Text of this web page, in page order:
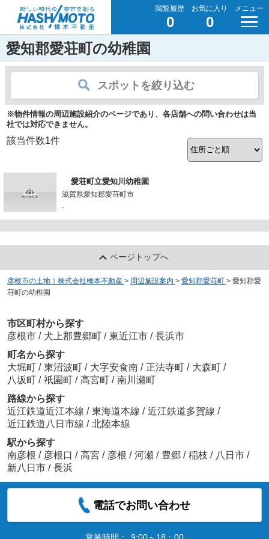
閲覧履歴
0
お気に入り
0
メニュー
愛知郡愛荘町の幼稚園
スポットを絞り込む
※物件情報の周辺施設紹介のページであり、各店舗への問い合わせは当
社では対応できません。
該当件数1件
愛荘町立愛知川幼稚園
滋賀県愛知郡愛荘町市
-
ページトップへ
彦根市の土地｜株式会社橋本不動産 > 周辺施設案内 > 愛知郡愛荘町 > 愛知郡愛
荘町の幼稚園
市区町村から探す
彦根市 / 犬上郡豊郷町 / 東近江市 / 長浜市
町名から探す
大堀町 / 東沼波町 / 大字安食南 / 正法寺町 / 大森町 /
八坂町 / 祇園町 / 高宮町 / 南川瀬町
路線から探す
近江鉄道近江本線 / 東海道本線 / 近江鉄道多賀線 /
近江鉄道八日市線 / 北陸本線
駅から探す
南彦根 / 彦根口 / 高宮 / 彦根 / 河瀬 / 豊郷 / 稲枝 / 八日市 /
新八日市 / 長浜
電話でお問い合わせ
営業時間： 9:00～18：00